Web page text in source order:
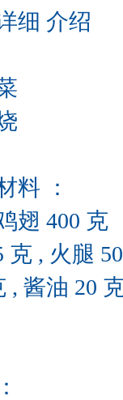
细 介绍
料 ：
翅 400 克
克 , 火腿
酱油 20